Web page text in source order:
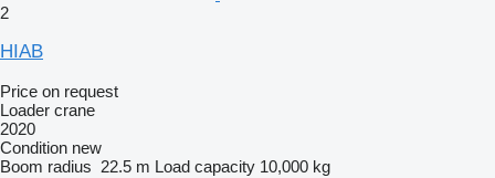
2
HIAB
Price on request
Loader crane
2020
Condition new
Boom radius 22.5 m Load capacity 10,000 kg